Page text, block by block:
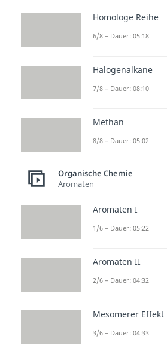
Ihre
bezeichnest du
Aminogruppe
Das einfachste
Methylamin.
Methylgruppe.
Summenformel
Primäre Amine
Lebewesen eine
(biogene
du dir Amine
die
entstehen
Beispiele dafür
Serotonin.
Homologe Reihe
6/8 – Dauer: 05:18
Halogenalkane
7/8 – Dauer: 08:10
Methan
8/8 – Dauer: 05:02
Organische Chemie
Aromaten
Aromaten I
1/6 – Dauer: 05:22
Aromaten II
2/6 – Dauer: 04:32
Mesomerer Effekt
3/6 – Dauer: 04:33